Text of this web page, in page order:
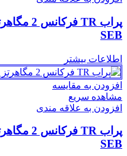
SEB
اطلاعات بیشتر
افزودن به مقایسه
مشاهده سریع
افزودن به علاقه مندی
SEB